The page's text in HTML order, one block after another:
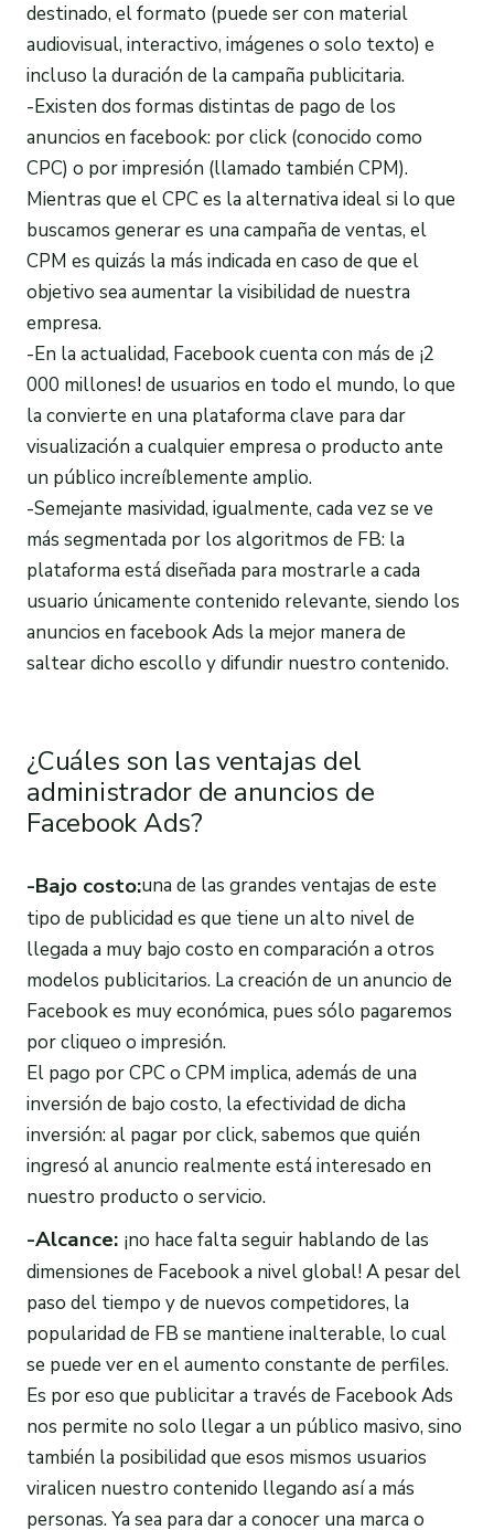
destinado, el formato (puede ser con material
audiovisual, interactivo, imágenes o solo texto) e
incluso la duración de la campaña publicitaria.
-Existen dos formas distintas de pago de los
anuncios en facebook: por click (conocido como
CPC) o por impresión (llamado también CPM).
Mientras que el CPC es la alternativa ideal si lo que
buscamos generar es una campaña de ventas, el
CPM es quizás la más indicada en caso de que el
objetivo sea aumentar la visibilidad de nuestra
empresa.
-En la actualidad, Facebook cuenta con más de ¡2
000 millones! de usuarios en todo el mundo, lo que
la convierte en una plataforma clave para dar
visualización a cualquier empresa o producto ante
un público increíblemente amplio.
-Semejante masividad, igualmente, cada vez se ve
más segmentada por los algoritmos de FB: la
plataforma está diseñada para mostrarle a cada
usuario únicamente contenido relevante, siendo los
anuncios en facebook Ads la mejor manera de
saltear dicho escollo y difundir nuestro contenido.
¿Cuáles son las ventajas del
administrador de anuncios de
Facebook Ads?
-Bajo costo:una de las grandes ventajas de este
tipo de publicidad es que tiene un alto nivel de
llegada a muy bajo costo en comparación a otros
modelos publicitarios. La creación de un anuncio de
Facebook es muy económica, pues sólo pagaremos
por cliqueo o impresión.
El pago por CPC o CPM implica, además de una
inversión de bajo costo, la efectividad de dicha
inversión: al pagar por click, sabemos que quién
ingresó al anuncio realmente está interesado en
nuestro producto o servicio.
-Alcance: ¡no hace falta seguir hablando de las
dimensiones de Facebook a nivel global! A pesar del
paso del tiempo y de nuevos competidores, la
popularidad de FB se mantiene inalterable, lo cual
se puede ver en el aumento constante de perfiles.
Es por eso que publicitar a través de Facebook Ads
nos permite no solo llegar a un público masivo, sino
también la posibilidad que esos mismos usuarios
viralicen nuestro contenido llegando así a más
personas. Ya sea para dar a conocer una marca o